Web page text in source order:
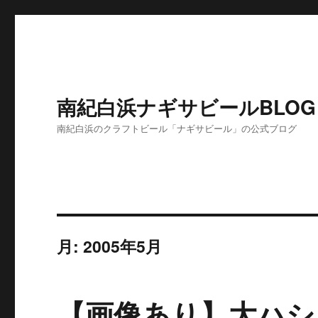
南紀白浜ナギサビールBLOG
南紀白浜のクラフトビール「ナギサビール」の公式ブログ
月:2005年5月